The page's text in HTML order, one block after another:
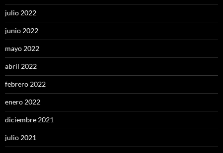
julio 2022
junio 2022
mayo 2022
abril 2022
febrero 2022
enero 2022
diciembre 2021
julio 2021